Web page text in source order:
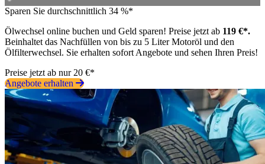
Sparen Sie durchschnittlich 34 %*
Ölwechsel online buchen und Geld sparen! Preise jetzt ab 119 €*.
Beinhaltet das Nachfüllen von bis zu 5 Liter Motoröl und den
Ölfilterwechsel. Sie erhalten sofort Angebote und sehen Ihren Preis!
Preise jetzt ab nur 20 €*
Angebote erhalten